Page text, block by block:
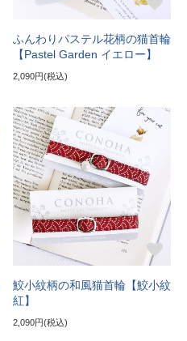
ふんわりパステル花柄の猫首輪
【Pastel Garden イエロー】
2,090円(税込)
鮫小紋柄の和風猫首輪【鮫小紋
紅】
2,090円(税込)